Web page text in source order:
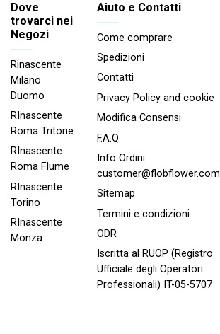
Dove
trovarci nei
Negozi
Rinascente
Milano
Duomo
RInascente
Roma Tritone
RInascente
Roma FIume
RInascente
Torino
RInascente
Monza
Aiuto e Contatti
Come comprare
Spedizioni
Contatti
Privacy Policy and cookie
Modifica Consensi
F.A.Q
Info Ordini:
customer@flobflower.com
Sitemap
Termini e condizioni
ODR
Iscritta al RUOP (Registro
Ufficiale degli Operatori
Professionali) IT-05-5707